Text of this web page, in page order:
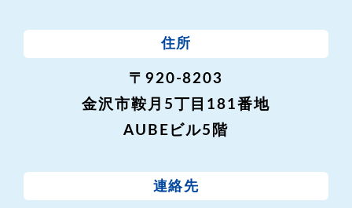
住所
〒920-8203
金沢市鞍月5丁目181番地
AUBEビル5階
連絡先